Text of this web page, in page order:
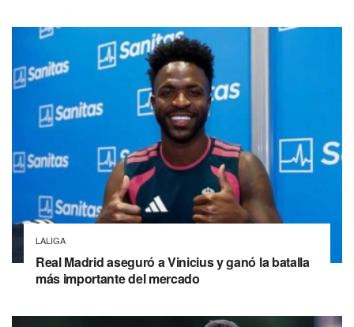
LALIGA
Real Madrid aseguró a Vinicius y ganó la batalla
más importante del mercado